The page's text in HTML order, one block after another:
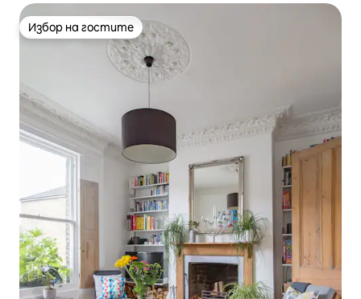
Избор на гостите
Избор на гостите